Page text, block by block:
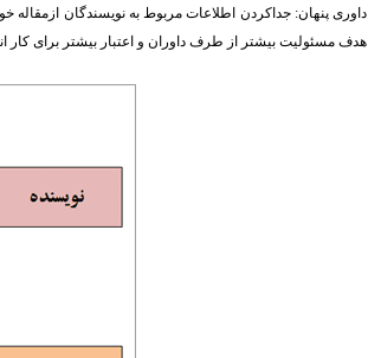
داوری پنهان: جداکردن اطلاعات مربوط به نویسندگان
هدف مسئولیت بیشتر از طرف داوران و اعتبار بیشتر برای کار